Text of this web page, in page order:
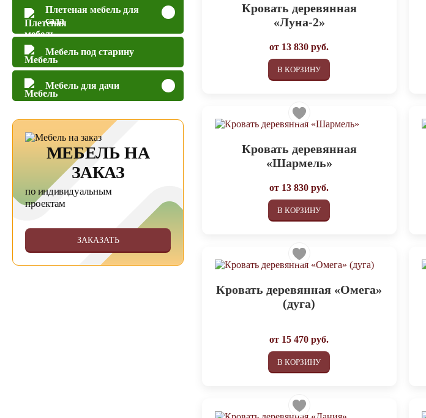
Плетеная мебель для
сада
Мебель под старину
Мебель для дачи
МЕБЕЛЬ НА
ЗАКАЗ
по индивидуальным
проектам
ЗАКАЗАТЬ
Кровать деревянная
«Луна-2»
от 13 830 руб.
В КОРЗИНУ
Кровать деревянная
«Шармель»
от 13 830 руб.
В КОРЗИНУ
Кровать деревянная «Омега»
(дуга)
от 15 470 руб.
В КОРЗИНУ